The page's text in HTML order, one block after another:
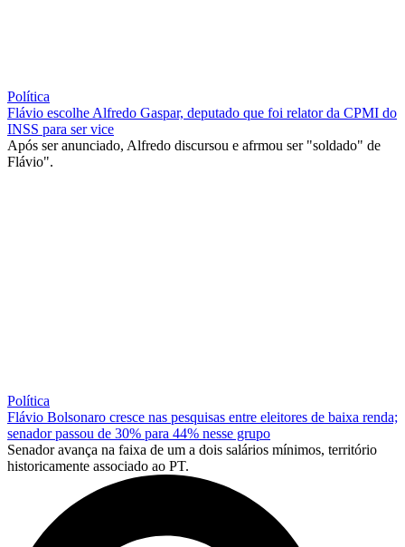
Política
Flávio escolhe Alfredo Gaspar, deputado que foi relator da CPMI do
INSS para ser vice
Após ser anunciado, Alfredo discursou e afrmou ser "soldado" de
Flávio".
Política
Flávio Bolsonaro cresce nas pesquisas entre eleitores de baixa renda;
senador passou de 30% para 44% nesse grupo
Senador avança na faixa de um a dois salários mínimos, território
historicamente associado ao PT.